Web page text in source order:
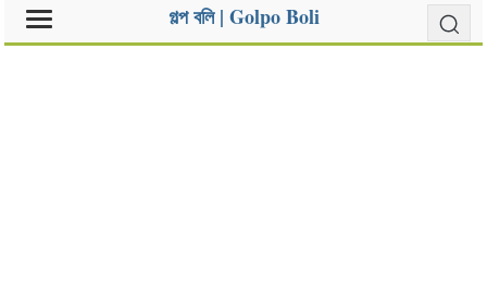
গল্প বলি | Golpo Boli